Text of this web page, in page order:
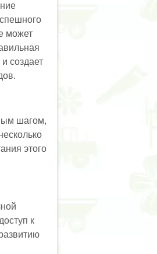
может
создает
шагом,
этого
к